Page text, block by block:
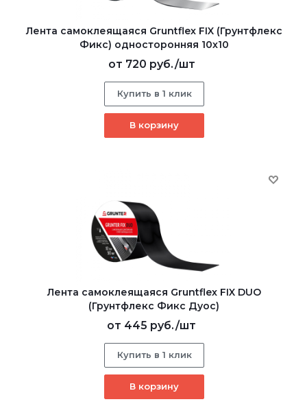
Лента самоклеящаяся Gruntflex FIX (Грунтфлекс
Фикс) односторонняя 10x10
от 720 руб./шт
Купить в 1 клик
В корзину
Лента самоклеящаяся Gruntflex FIX DUO
(Грунтфлекс Фикс Дуос)
от 445 руб./шт
Купить в 1 клик
В корзину